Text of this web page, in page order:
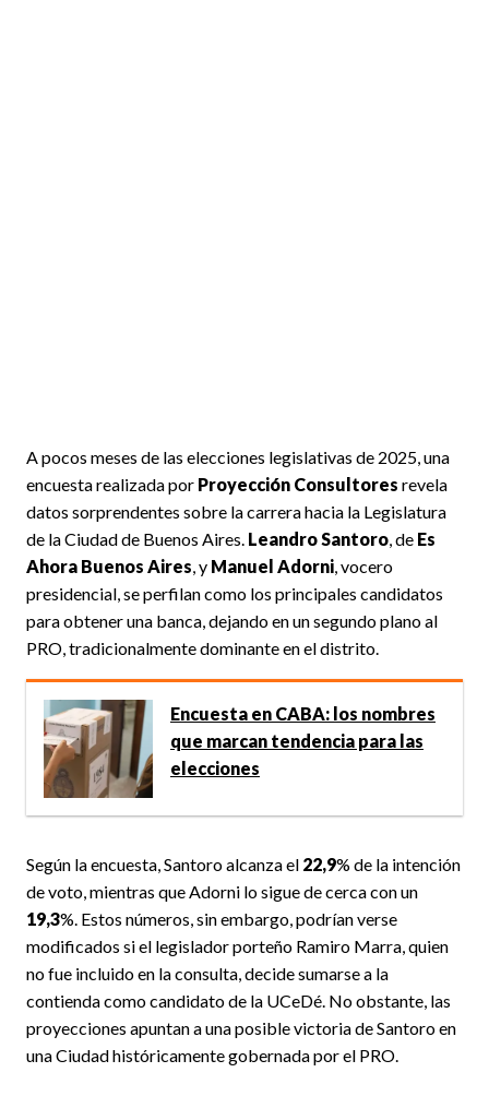
A pocos meses de las elecciones legislativas de 2025, una
encuesta realizada por Proyección Consultores revela
datos sorprendentes sobre la carrera hacia la Legislatura
de la Ciudad de Buenos Aires. Leandro Santoro, de Es
Ahora Buenos Aires, y Manuel Adorni, vocero
presidencial, se perfilan como los principales candidatos
para obtener una banca, dejando en un segundo plano al
PRO, tradicionalmente dominante en el distrito.
Encuesta en CABA: los nombres
que marcan tendencia para las
elecciones
Según la encuesta, Santoro alcanza el 22,9% de la intención
de voto, mientras que Adorni lo sigue de cerca con un
19,3%. Estos números, sin embargo, podrían verse
modificados si el legislador porteño Ramiro Marra, quien
no fue incluido en la consulta, decide sumarse a la
contienda como candidato de la UCeDé. No obstante, las
proyecciones apuntan a una posible victoria de Santoro en
una Ciudad históricamente gobernada por el PRO.